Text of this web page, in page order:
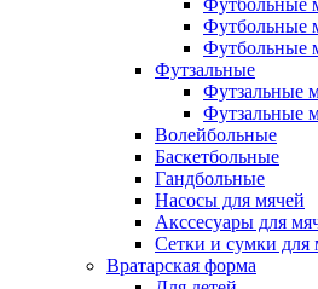
Футбольные
Футбольные
Футбольные
Футзальные
Футзальные
Футзальные
Волейбольные
Баскетбольные
Гандбольные
Насосы для мячей
Акссесуары для
Сетки и сумки для
Вратарская форма